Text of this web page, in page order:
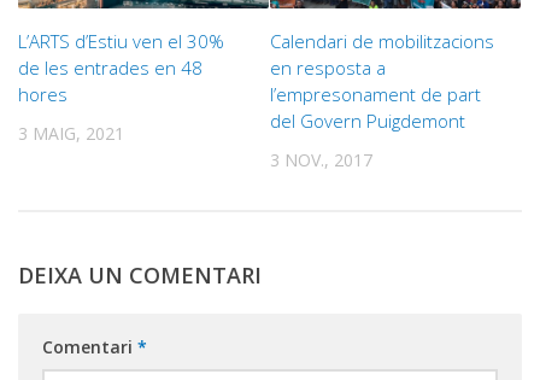
L’ARTS d’Estiu ven el 30%
de les entrades en 48
hores
3 MAIG, 2021
Calendari de mobilitzacions
en resposta a
l’empresonament de part
del Govern Puigdemont
3 NOV., 2017
DEIXA UN COMENTARI
Comentari *